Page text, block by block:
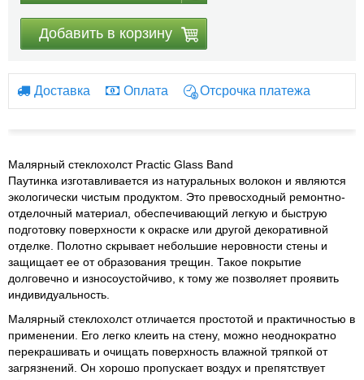
Добавить в корзину
Доставка Оплата Отсрочка платежа
Малярный стеклохолст Practic Glass Band
Паутинка изготавливается из натуральных волокон и являются
экологически чистым продуктом. Это превосходный ремонтно-
отделочный материал, обеспечивающий легкую и быструю
подготовку поверхности к окраске или другой декоративной
отделке. Полотно скрывает небольшие неровности стены и
защищает ее от образования трещин. Такое покрытие
долговечно и износоустойчиво, к тому же позволяет проявить
индивидуальность.
Малярный стеклохолст отличается простотой и практичностью в
применении. Его легко клеить на стену, можно неоднократно
перекрашивать и очищать поверхность влажной тряпкой от
загрязнений. Он хорошо пропускает воздух и препятствует